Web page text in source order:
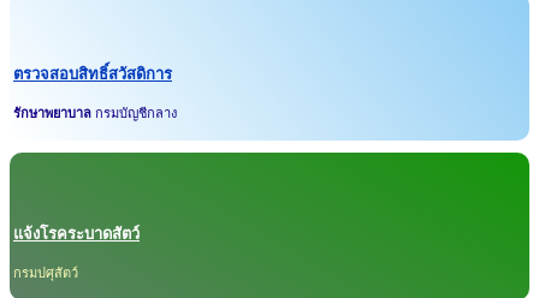
ตรวจสอบสิทธิ์สวัสดิการ
รักษาพยาบาล กรมบัญชีกลาง
แจ้งโรคระบาดสัตว์
กรมปศุสัตว์